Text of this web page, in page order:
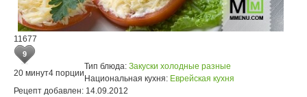
11677
9
20 минут4 порции
Тип блюда: Закуски холодные разные
Национальная кухня: Еврейская кухня
Рецепт добавлен: 14.09.2012